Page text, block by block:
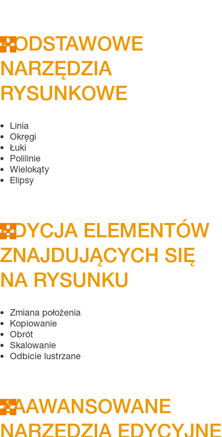
PODSTAWOWE
NARZĘDZIA
RYSUNKOWE
Linia
Okręgi
Łuki
Polilinie
Wielokąty
Elipsy
EDYCJA ELEMENTÓW
ZNAJDUJĄCYCH SIĘ
NA RYSUNKU
Zmiana położenia
Kopiowanie
Obrót
Skalowanie
Odbicie lustrzane
ZAAWANSOWANE
NARZĘDZIA EDYCYJNE